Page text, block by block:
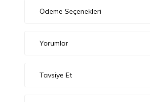
Ödeme Seçenekleri
Yorumlar
Tavsiye Et